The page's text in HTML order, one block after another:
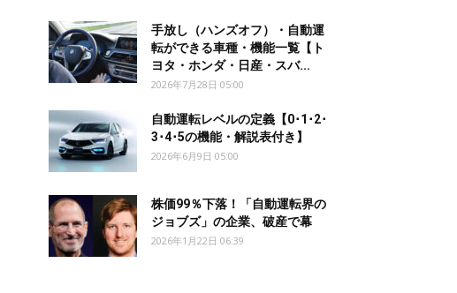
手放し（ハンズオフ）・自動運
転ができる車種・機能一覧【ト
ヨタ・ホンダ・日産・スバ...
2026年7月28日 05:00
自動運転レベルの定義【0･1･2･
3･4･5の機能・解説表付き】
2026年6月9日 05:00
株価99％下落！「自動運転界の
ジョブズ」の企業、破産で幕
2026年1月22日 06:39